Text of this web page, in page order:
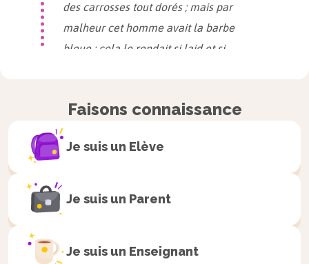
des carrosses tout dorés ; mais par
malheur cet homme avait la barbe
bleue : cela le rendait si laid et si
change la situation et apporte un problème au
Faisons connaissance
Je suis un Elève
Je suis un Parent
Je suis un Enseignant